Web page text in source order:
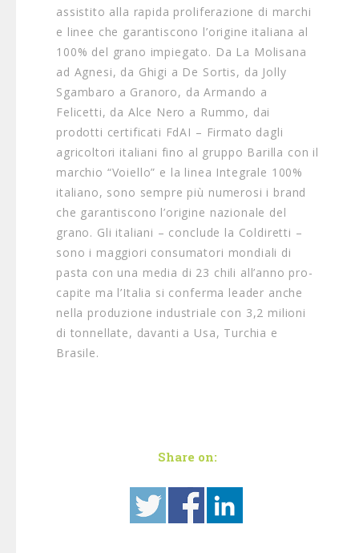
assistito alla rapida proliferazione di marchi
e linee che garantiscono l’origine italiana al
100% del grano impiegato. Da La Molisana
ad Agnesi, da Ghigi a De Sortis, da Jolly
Sgambaro a Granoro, da Armando a
Felicetti, da Alce Nero a Rummo, dai
prodotti certificati FdAI – Firmato dagli
agricoltori italiani fino al gruppo Barilla con il
marchio “Voiello” e la linea Integrale 100%
italiano, sono sempre più numerosi i brand
che garantiscono l’origine nazionale del
grano. Gli italiani – conclude la Coldiretti –
sono i maggiori consumatori mondiali di
pasta con una media di 23 chili all’anno pro-
capite ma l’Italia si conferma leader anche
nella produzione industriale con 3,2 milioni
di tonnellate, davanti a Usa, Turchia e
Brasile.
Share on: